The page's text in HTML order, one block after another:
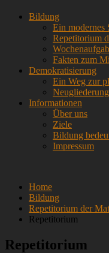
Skip
Menü
Bildung
Ein modernes
Repetitorium
Fakten zum
Demokratisierung
Ein Weg zur
Informationen
Über uns
Ziele
Bildung
Impressum
Home
Bildung
Repetitorium der
Repetitorium
Repetitorium